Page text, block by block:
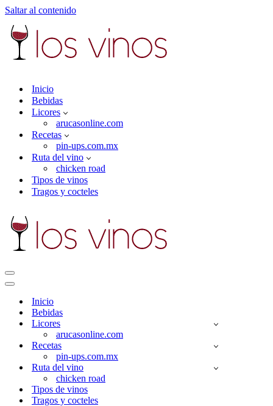
Saltar al contenido
Inicio
Bebidas
Licores
arucasonline.com
Recetas
pin-ups.com.mx
Ruta del vino
chicken road
Tipos de vinos
Tragos y cocteles
Menú
de
Menú
navegación
Inicio
Bebidas
Licores
arucasonline.com
Recetas
pin-ups.com.mx
Ruta del vino
chicken road
Tipos de vinos
Tragos y cocteles